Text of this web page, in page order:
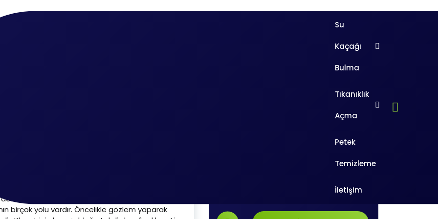
Su
Kaçağı
Bulma
Tıkanıklık
Açma
Petek
Temizleme
İletişim
Nasıl
yaşadığı sorunların başında geliyor. Bu sorunun
durumlardandır. Eğer tesisattaki tüm
aynı sorunların baş göstermesi
birçok yolu vardır. Öncelikle gözlem yaparak